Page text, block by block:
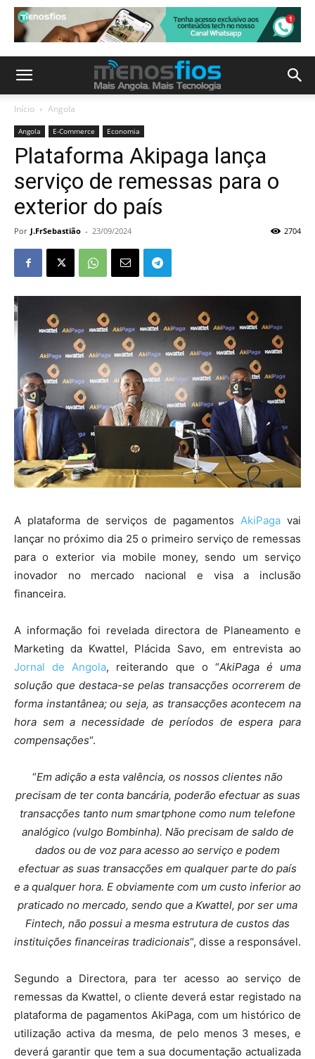
Início Angola
Angola E-Commerce Economia
Plataforma Akipaga lança
serviço de remessas para o
exterior do país
Por J.FrSebastião - 23/09/2024 2704
A plataforma de serviços de pagamentos AkiPaga vai
lançar no próximo dia 25 o primeiro serviço de remessas
para o exterior via mobile money, sendo um serviço
inovador no mercado nacional e visa a inclusão
financeira.
A informação foi revelada directora de Planeamento e
Marketing da Kwattel, Plácida Savo, em entrevista ao
Jornal de Angola, reiterando que o “AkiPaga é uma
solução que destaca-se pelas transacções ocorrerem de
forma instantânea; ou seja, as transacções acontecem na
hora sem a necessidade de períodos de espera para
compensações“.
“Em adição a esta valência, os nossos clientes não
precisam de ter conta bancária, poderão efectuar as suas
transacções tanto num smartphone como num telefone
analógico (vulgo Bombinha). Não precisam de saldo de
dados ou de voz para acesso ao serviço e podem
efectuar as suas transacções em qualquer parte do país
e a qualquer hora. E obviamente com um custo inferior ao
praticado no mercado, sendo que a Kwattel, por ser uma
Fintech, não possui a mesma estrutura de custos das
instituições financeiras tradicionais“, disse a responsável.
Segundo a Directora, para ter acesso ao serviço de
remessas da Kwattel, o cliente deverá estar registado na
plataforma de pagamentos AkiPaga, com um histórico de
utilização activa da mesma, de pelo menos 3 meses, e
deverá garantir que tem a sua documentação actualizada